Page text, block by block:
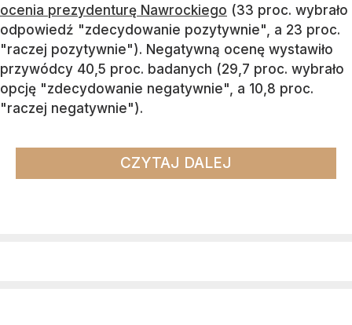
ocenia prezydenturę Nawrockiego (33 proc. wybrało
odpowiedź "zdecydowanie pozytywnie", a 23 proc.
"raczej pozytywnie"). Negatywną ocenę wystawiło
przywódcy 40,5 proc. badanych (29,7 proc. wybrało
opcję "zdecydowanie negatywnie", a 10,8 proc.
"raczej negatywnie").
CZYTAJ DALEJ